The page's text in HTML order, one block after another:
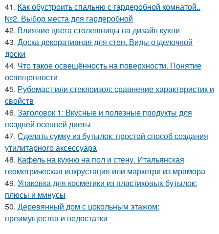
41. Как обустроить спальню с гардеробной комнатой..
№2. Выбор места для гардеробной
42. Влияние цвета столешницы на дизайн кухни
43. Доска декоративная для стен. Виды отделочной
доски
44. Что такое освещённость на поверхности. Понятие
освещенности
45. Рубемаст или стеклоизол: сравнение характеристик и
свойств
46. Заголовок 1: Вкусные и полезные продукты для
поздней осенней диеты
47. Сделать сумку из бутылок: простой способ создания
утилитарного аксессуара
48. Кафель на кухню на пол и стену. Итальянская
геометрическая инкрустация или маркетри из мрамора
49. Упаковка для косметики из пластиковых бутылок:
плюсы и минусы
50. Деревянный дом с цокольным этажом:
преимущества и недостатки